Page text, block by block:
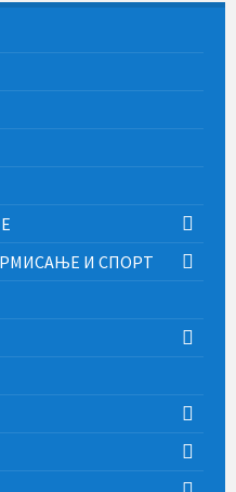
И СПОРТ